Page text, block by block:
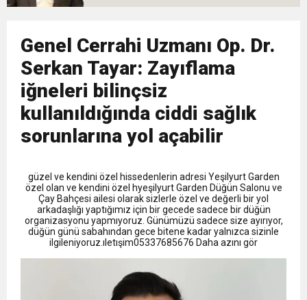
Tamamladı
18:59 Trabzonspor Mitongo Transferini KAP’a Bildirdi
22:58 Trabzonspor, Salah Transferinin Maliyetini
KAP’a Bildirdi
Genel Cerrahi Uzmanı Op. Dr.
Serkan Tayar: Zayıflama
iğneleri bilinçsiz
kullanıldığında ciddi sağlık
sorunlarına yol açabilir
güzel ve kendini özel hissedenlerin adresi Yeşilyurt Garden
özel olan ve kendini özel hyeşilyurt Garden Düğün Salonu ve
Çay Bahçesi ailesi olarak sizlerle özel ve değerli bir yol
arkadaşlığı yaptığımız için bir gecede sadece bir düğün
organizasyonu yapmıyoruz. Günümüzü sadece size ayırıyor,
düğün günü sabahından gece bitene kadar yalnızca sizinle
ilgileniyoruz.ıletışim05337685676 Daha azını gör